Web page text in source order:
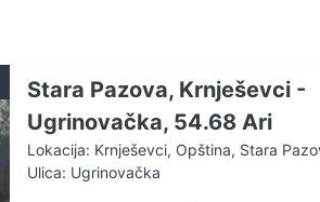
Stara Pazova, Krnješevci -
Ugrinovačka, 54.68 Ari
Lokacija: Krnješevci, Opština, Stara
Ulica: Ugrinovačka